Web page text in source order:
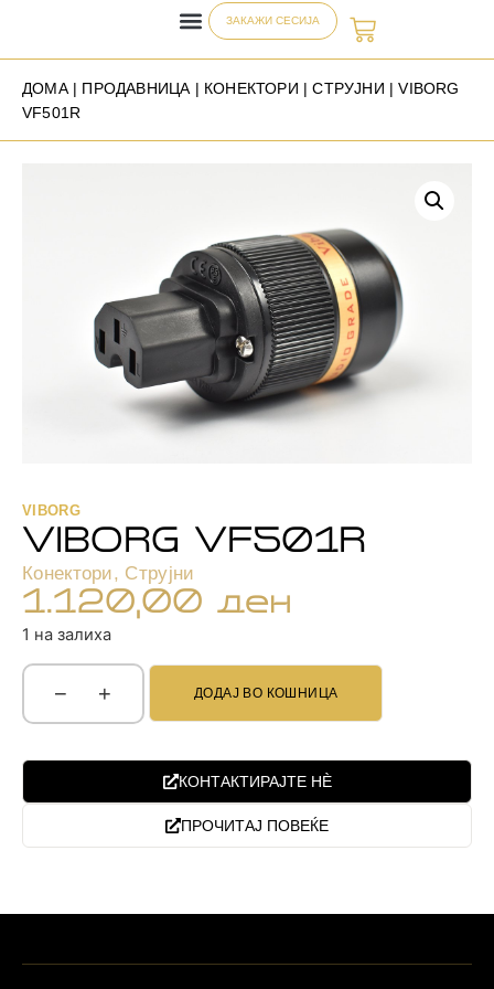
ЗАКАЖИ СЕСИЈА
ДОМА| ПРОДАВНИЦА | КОНЕКТОРИ |СТРУЈНИ | VIBORG
VF501R
VIBORG
VIBORG VF501R
Конектори, Струјни
1.120,00 ден
1 на залиха
− + ДОДАЈ ВО КОШНИЦА
КОНТАКТИРАЈТЕ НЀ
ПРОЧИТАЈ ПОВЕЌЕ